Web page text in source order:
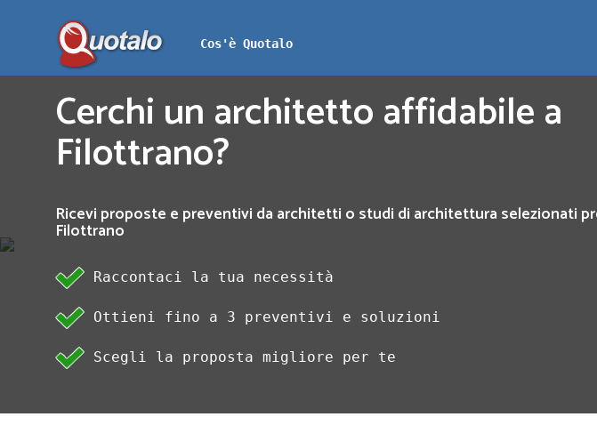
Cos'è Quotalo
Cerchi un architetto affidabile a
Filottrano?
Ricevi proposte e preventivi da architetti o studi di architettura selezionati
Filottrano
Raccontaci la tua necessità
Ottieni fino a 3 preventivi e soluzioni
Scegli la proposta migliore per te